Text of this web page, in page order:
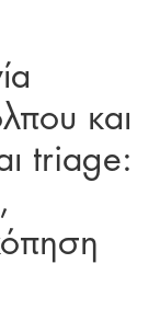
και
triage: